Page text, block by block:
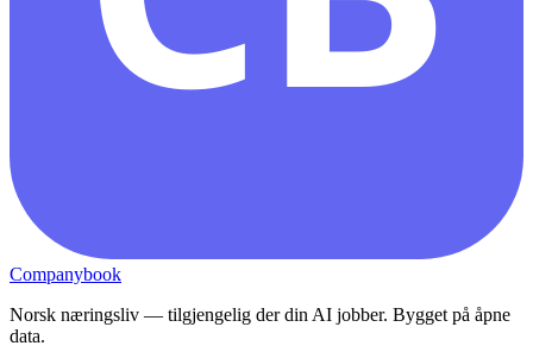
Companybook
Norsk næringsliv — tilgjengelig der din AI jobber. Bygget på åpne
data.